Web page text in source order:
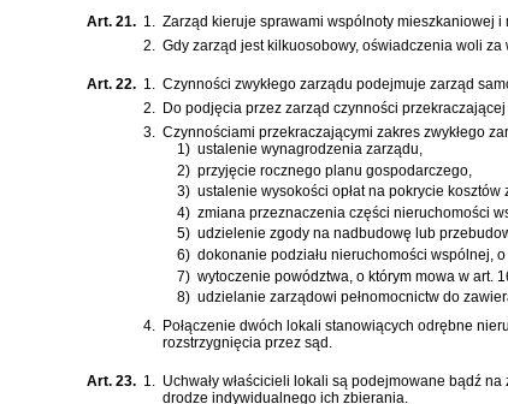
Art. 21. 1. Zarząd kieruje sprawami wspólnoty mieszkaniowej
2. Gdy zarząd jest kilkuosobowy, oświadczenia woli
Art. 22. 1. Czynności zwykłego zarządu podejmuje zarząd
2. Do podjęcia przez zarząd czynności
3. Czynnościami przekraczającymi zakres zwykłego
1) ustalenie wynagrodzenia zarządu,
2) przyjęcie rocznego planu gospodarczego,
3) ustalenie wysokości opłat na pokrycie kosztów
4) zmiana przeznaczenia części nieruchomości
5) udzielenie zgody na nadbudowę lub
6) dokonanie podziału nieruchomości wspólnej,
7) wytoczenie powództwa, o którym mowa w art.
8) udzielanie zarządowi pełnomocnictw do
4. Połączenie dwóch lokali stanowiących odrębne
rozstrzygnięcia przez sąd.
Art. 23. 1. Uchwały właścicieli lokali są podejmowane bądź
drodze indywidualnego ich zbierania.